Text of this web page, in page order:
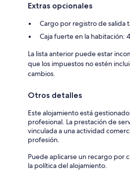
Extras opcionales
Cargo por registro de salida
Caja fuerte en la habitación:
La lista anterior puede estar
que los impuestos no estén
cambios.
Otros detalles
Este alojamiento está
profesional. La prestación de
vinculada a una actividad
profesión.
Puede aplicarse un recargo por
la política del alojamiento.